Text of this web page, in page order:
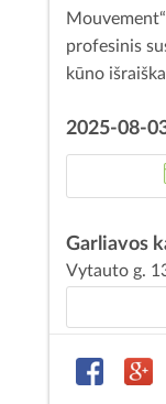
profesinis
kūno
2025-08-
Garliavos
Vytauto g.